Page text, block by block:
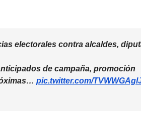
electorales contra alcaldes,
de campaña, promoción
pic.twitter.com/